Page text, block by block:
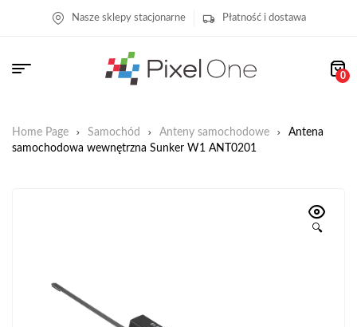
Nasze sklepy stacjonarne Płatność i dostawa
0
Home Page Samochód Anteny samochodowe
Antena
samochodowa wewnętrzna Sunker W1 ANT0201
🔍